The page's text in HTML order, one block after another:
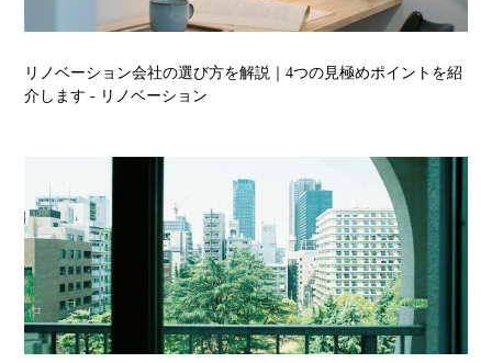
リノベーション会社の選び方を解説｜4つの見極めポイントを紹
介します- リノベーション